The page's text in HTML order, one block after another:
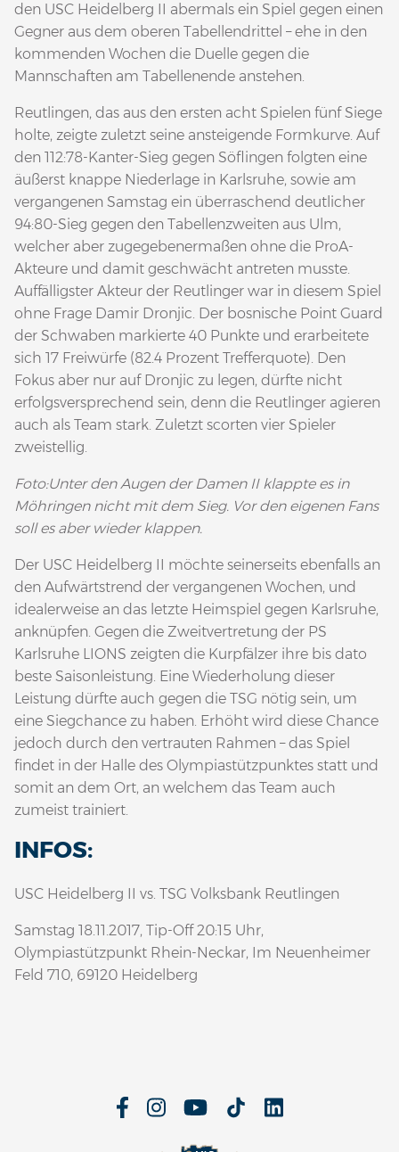
den USC Heidelberg II abermals ein Spiel gegen einen
Gegner aus dem oberen Tabellendrittel – ehe in den
kommenden Wochen die Duelle gegen die
Mannschaften am Tabellenende anstehen.
Reutlingen, das aus den ersten acht Spielen fünf Siege
holte, zeigte zuletzt seine ansteigende Formkurve. Auf
den 112:78-Kanter-Sieg gegen Söflingen folgten eine
äußerst knappe Niederlage in Karlsruhe, sowie am
vergangenen Samstag ein überraschend deutlicher
94:80-Sieg gegen den Tabellenzweiten aus Ulm,
welcher aber zugegebenermaßen ohne die ProA-
Akteure und damit geschwächt antreten musste.
Auffälligster Akteur der Reutlinger war in diesem Spiel
ohne Frage Damir Dronjic. Der bosnische Point Guard
der Schwaben markierte 40 Punkte und erarbeitete
sich 17 Freiwürfe (82.4 Prozent Trefferquote). Den
Fokus aber nur auf Dronjic zu legen, dürfte nicht
erfolgsversprechend sein, denn die Reutlinger agieren
auch als Team stark. Zuletzt scorten vier Spieler
zweistellig.
Foto:Unter den Augen der Damen II klappte es in
Möhringen nicht mit dem Sieg. Vor den eigenen Fans
soll es aber wieder klappen.
Der USC Heidelberg II möchte seinerseits ebenfalls an
den Aufwärtstrend der vergangenen Wochen, und
idealerweise an das letzte Heimspiel gegen Karlsruhe,
anknüpfen. Gegen die Zweitvertretung der PS
Karlsruhe LIONS zeigten die Kurpfälzer ihre bis dato
beste Saisonleistung. Eine Wiederholung dieser
Leistung dürfte auch gegen die TSG nötig sein, um
eine Siegchance zu haben. Erhöht wird diese Chance
jedoch durch den vertrauten Rahmen – das Spiel
findet in der Halle des Olympiastützpunktes statt und
somit an dem Ort, an welchem das Team auch
zumeist trainiert.
INFOS:
USC Heidelberg II vs. TSG Volksbank Reutlingen
Samstag 18.11.2017, Tip-Off 20:15 Uhr,
Olympiastützpunkt Rhein-Neckar, Im Neuenheimer
Feld 710, 69120 Heidelberg